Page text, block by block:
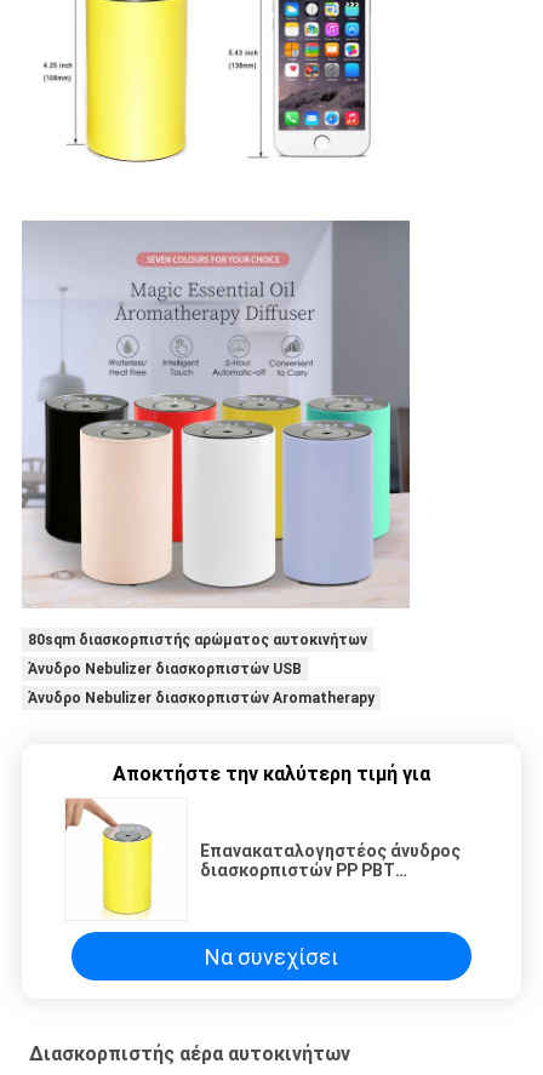
80sqm διασκορπιστής αρώματος αυτοκινήτων
Άνυδρο Nebulizer διασκορπιστών USB
Άνυδρο Nebulizer διασκορπιστών Aromatherapy
Αποκτήστε την καλύτερη τιμή για
Επανακαταλογηστέος άνυδρος
διασκορπιστών PP PBT
Να συνεχίσει
Διασκορπιστής αέρα αυτοκινήτων